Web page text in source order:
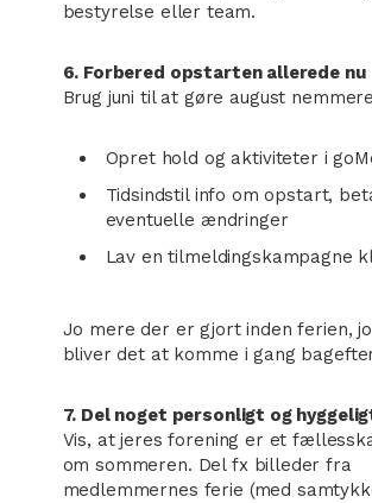
bestyrelse eller team.
6. Forbered opstarten allerede nu
Brug juni til at gøre august
Opret hold og aktiviteter i
Tidsindstil info om opstart,
eventuelle ændringer
Lav en tilmeldingskampagne
Jo mere der er gjort inden ferien,
bliver det at komme i gang
7. Del noget personligt og
Vis, at jeres forening er et
om sommeren. Del fx billeder fra
medlemmernes ferie (med